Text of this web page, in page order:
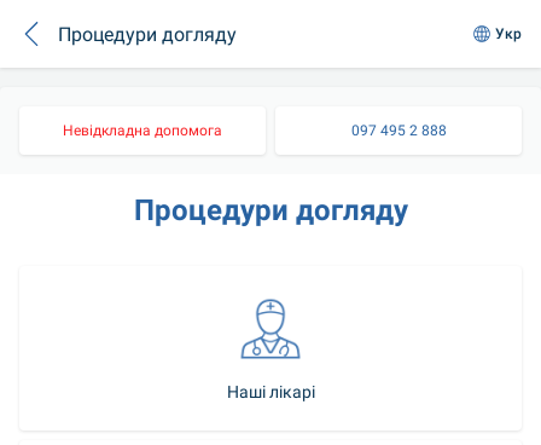
Процедури догляду Укр
Невідкладна допомога 097 495 2 888
Процедури догляду
Наші лікарі